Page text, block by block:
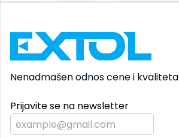
Nenadmašen odnoscene i kvaliteta
Prijavite se na newsletter